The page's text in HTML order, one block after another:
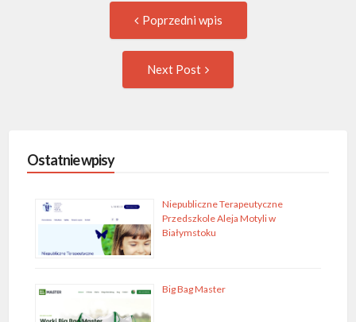
navigation
Poprzedni wpis
Next Post
Ostatnie wpisy
Niepubliczne Terapeutyczne
Przedszkole Aleja Motyli w
Białymstoku
Big Bag Master